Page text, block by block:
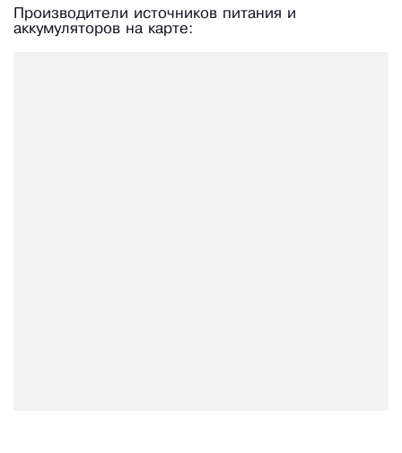
Производители источников питания и
аккумуляторов на карте: